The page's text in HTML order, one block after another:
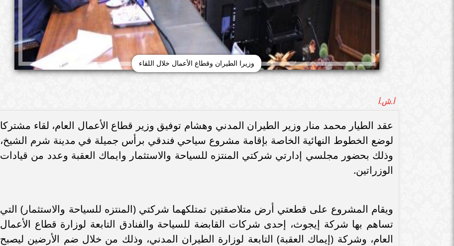
وزيرا الطيران وقطاع الأعمال خلال اللقاء
أ.ش.أ
عقد الطيار محمد منار وزير الطيران المدني وهشام توفيق وزير قطاع الأعمال العام، لقاء مشتركا
لوضع الخطوط النهائية الخاصة بإقامة مشروع سياحي فندقي برأس جميلة في مدينة شرم الشيخ،
وذلك بحضور مجلسي إدارتي شركتي المنتزه للسياحة والاستثمار وايماك العقبة وعدد من قيادات
الوزراتين.
ويقام المشروع على قطعتي أرض متلاصقتين تمتلكهما شركتي (المنتزه للسياحة والاستثمار) التي
تساهم بها شركة إيجوث، إحدى شركات القابضة للسياحة والفنادق التابعة لوزارة قطاع الأعمال
العام، وشركة (إيماك العقبة) التابعة لوزارة الطيران المدني، وذلك من خلال ضم الأرضين ليصبح